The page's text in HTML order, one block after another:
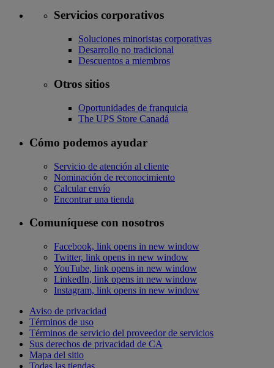
Servicios corporativos
Soluciones minoristas corporativas
Desarrollo no tradicional
Descuentos a miembros
Otros sitios
Oportunidades de franquicia
The UPS Store Canadá
Cómo podemos ayudar
Servicio de atención al cliente
Nominación de reconocimiento
Calcular envío
Encontrar una tienda
Comuníquese con nosotros
Facebook, link opens in new window
Twitter, link opens in new window
YouTube, link opens in new window
LinkedIn, link opens in new window
Instagram, link opens in new window
Aviso de privacidad
Términos de uso
Términos de servicio del proveedor de servicios
Sus derechos de privacidad de CA
Mapa del sitio
Todas las tiendas